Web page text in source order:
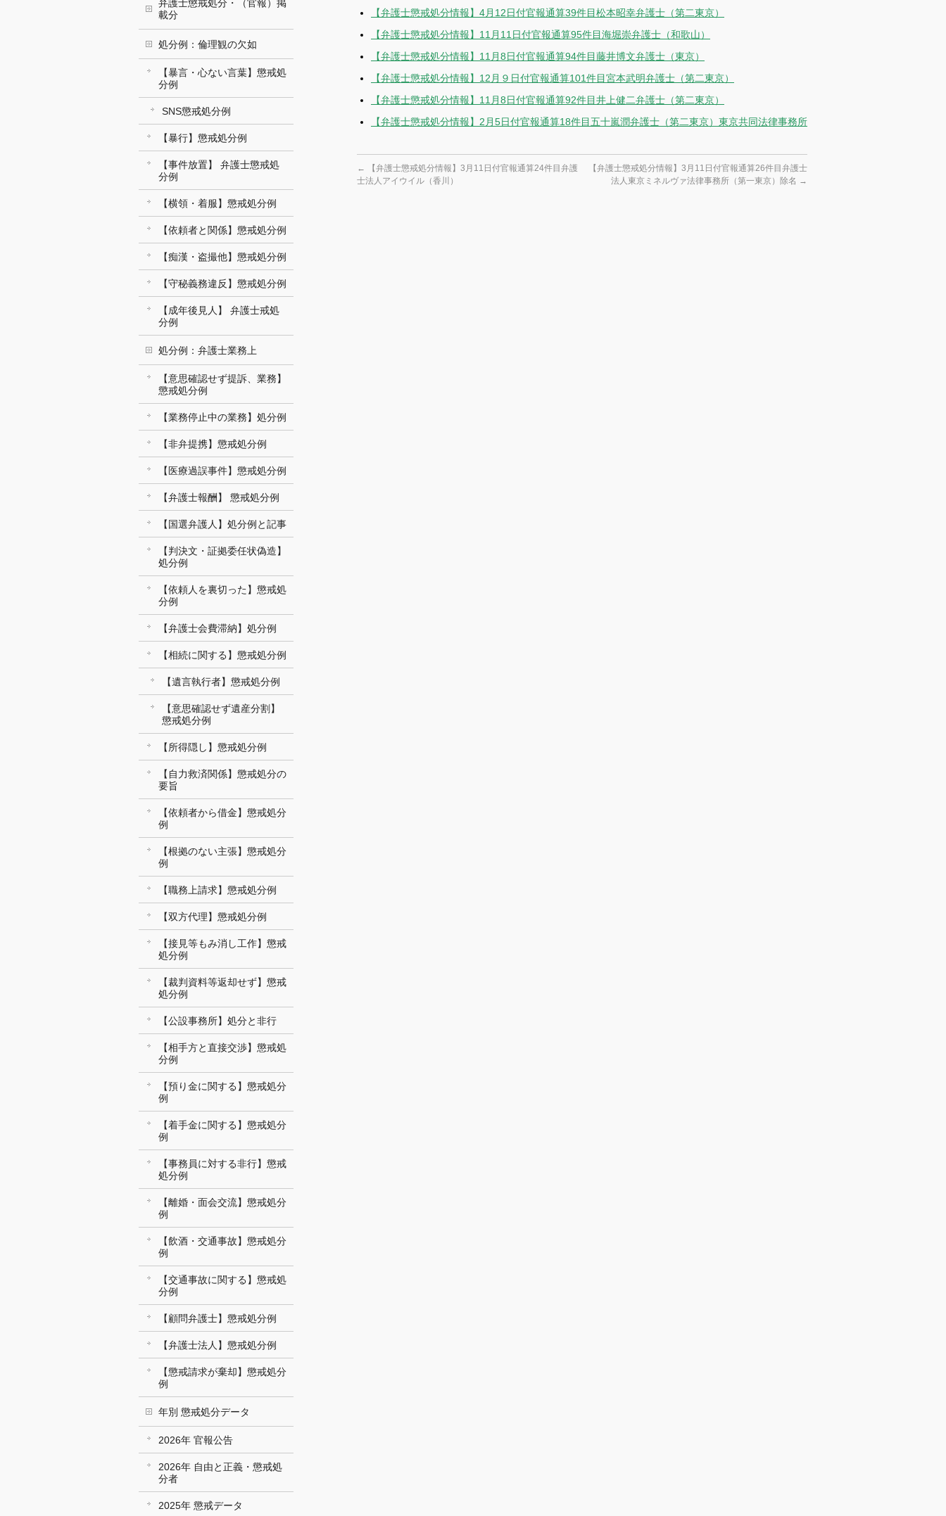
【弁護士懲戒処分情報】4月12日付官報通算39件目松本昭幸弁護士（第二東京）
【弁護士懲戒処分情報】11月11日付官報通算95件目海堀崇弁護士（和歌山）
【弁護士懲戒処分情報】11月8日付官報通算94件目藤井博文弁護士（東京）
【弁護士懲戒処分情報】12月９日付官報通算101件目宮本武明弁護士（第二東京）
【弁護士懲戒処分情報】11月8日付官報通算92件目井上健二弁護士（第二東京）
【弁護士懲戒処分情報】2月5日付官報通算18件目五十嵐潤弁護士（第二東京）東京共同法律事務所
←
【弁護士懲戒処分情報】3月11日付官報通算24件目弁護
士法人アイウイル（香川）
【弁護士懲戒処分情報】3月11日付官報通算26件目弁護士
法人東京ミネルヴァ法律事務所（第一東京）除名 →
弁護士懲戒処分・（官報）掲
載分
処分例：倫理観の欠如
【暴言・心ない言葉】懲戒処
分例
SNS懲戒処分例
【暴行】懲戒処分例
【事件放置】 弁護士懲戒処
分例
【横領・着服】懲戒処分例
【依頼者と関係】懲戒処分例
【痴漢・盗撮他】懲戒処分例
【守秘義務違反】懲戒処分例
【成年後見人】 弁護士戒処
分例
処分例：弁護士業務上
【意思確認せず提訴、業務】
懲戒処分例
【業務停止中の業務】処分例
【非弁提携】懲戒処分例
【医療過誤事件】懲戒処分例
【弁護士報酬】 懲戒処分例
【国選弁護人】処分例と記事
【判決文・証拠委任状偽造】
処分例
【依頼人を裏切った】懲戒処
分例
【弁護士会費滞納】処分例
【相続に関する】懲戒処分例
【遺言執行者】懲戒処分例
【意思確認せず遺産分割】
懲戒処分例
【所得隠し】懲戒処分例
【自力救済関係】懲戒処分の
要旨
【依頼者から借金】懲戒処分
例
【根拠のない主張】懲戒処分
例
【職務上請求】懲戒処分例
【双方代理】懲戒処分例
【接見等もみ消し工作】懲戒
処分例
【裁判資料等返却せず】懲戒
処分例
【公設事務所】処分と非行
【相手方と直接交渉】懲戒処
分例
【預り金に関する】懲戒処分
例
【着手金に関する】懲戒処分
例
【事務員に対する非行】懲戒
処分例
【離婚・面会交流】懲戒処分
例
【飲酒・交通事故】懲戒処分
例
【交通事故に関する】懲戒処
分例
【顧問弁護士】懲戒処分例
【弁護士法人】懲戒処分例
【懲戒請求が棄却】懲戒処分
例
年別 懲戒処分データ
2026年 官報公告
2026年 自由と正義・懲戒処
分者
2025年 懲戒データ